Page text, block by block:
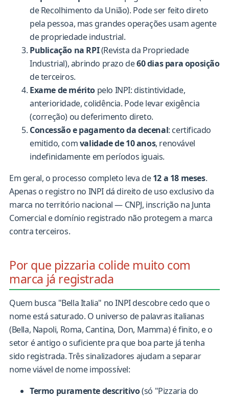
de Recolhimento da União). Pode ser feito direto
pela pessoa, mas grandes operações usam agente
de propriedade industrial.
Publicação na RPI(Revista da Propriedade
Industrial), abrindo prazo de60 dias para oposição
de terceiros.
Exame de mérito pelo INPI: distintividade,
anterioridade, colidência. Pode levar exigência
(correção) ou deferimento direto.
Concessão e pagamento da decenal: certificado
emitido, comvalidade de 10 anos, renovável
indefinidamente em períodos iguais.
Em geral, o processo completo leva de12 a 18 meses.
Apenas o registro no INPI dá direito de uso exclusivo da
marca no território nacional — CNPJ, inscrição na Junta
Comercial e domínio registrado não protegem a marca
contra terceiros.
Por que pizzaria colide muito com
marca já registrada
Quem busca "Bella Italia" no INPI descobre cedo que o
nome está saturado. O universo de palavras italianas
(Bella, Napoli, Roma, Cantina, Don, Mamma) é finito, e o
setor é antigo o suficiente pra que boa parte já tenha
sido registrada. Três sinalizadores ajudam a separar
nome viável de nome impossível:
Termo puramente descritivo(só "Pizzaria do